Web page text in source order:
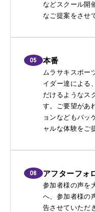
などスクール開
なご提案をさせ
05 本番
ムラサキスポー
イダー達による
だけるようなス
す。ご要望があ
ョンなどもパッ
ャルな体験をご
06 アフターフォ
参加者様の声を
へ、参加者様の
告させていただ